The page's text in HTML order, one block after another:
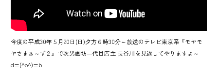
今度の平成30年５月20日(日)夕方６時30分～放送のテレビ東京系『モヤモ
ヤさまぁ～ず２』で次男画坊二代目店主 長谷川を見返してやりますよ～
d=(^o^)=b